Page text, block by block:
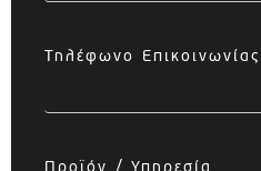
Τηλέφωνο Επικοινωνίας